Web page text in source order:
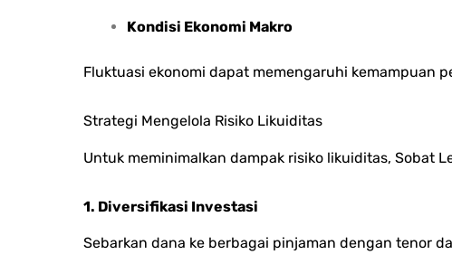
Kondisi Ekonomi Makro
Fluktuasi ekonomi dapat memengaruhi kemampuan
Strategi Mengelola Risiko Likuiditas
Untuk meminimalkan dampak risiko likuiditas, Sobat
1. Diversifikasi Investasi
Sebarkan dana ke berbagai pinjaman dengan tenor